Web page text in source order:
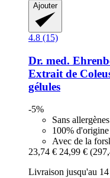
Ajouter
4.8 (15)
Dr. med.
Extrait de
gélules
-5%
Sans allergènes
100%
Avec de la
23,74 € 24,99 €
Livraison jusqu'au